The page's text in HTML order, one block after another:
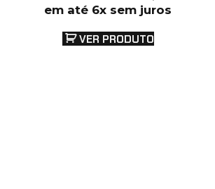
em até 6x sem juros
VER PRODUTO